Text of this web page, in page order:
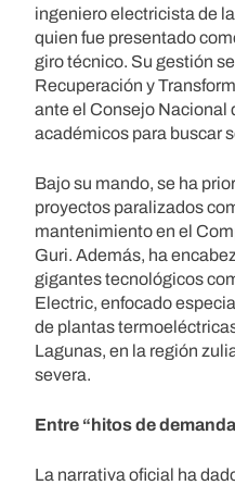
ingeniero electricista de
quien fue presentado
giro técnico. Su gestión
Recuperación y
ante el Consejo Nacional
académicos para buscar
Bajo su mando, se ha
proyectos paralizados
mantenimiento en el
Guri. Además, ha
gigantes tecnológicos
Electric, enfocado
de plantas
Lagunas, en la región
severa.
Entre “hitos de
La narrativa oficial ha